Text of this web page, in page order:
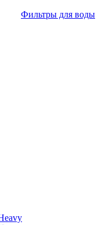
Фильтры для воды